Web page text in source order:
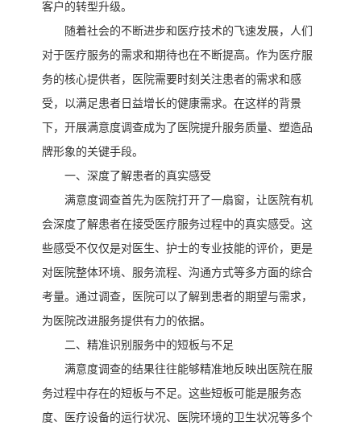
客户的转型升级。
随着社会的不断进步和医疗技术的飞速发展，人们
对于医疗服务的需求和期待也在不断提高。作为医疗服
务的核心提供者，医院需要时刻关注患者的需求和感
受，以满足患者日益增长的健康需求。在这样的背景
下，开展满意度调查成为了医院提升服务质量、塑造品
牌形象的关键手段。
一、深度了解患者的真实感受
满意度调查首先为医院打开了一扇窗，让医院有机
会深度了解患者在接受医疗服务过程中的真实感受。这
些感受不仅仅是对医生、护士的专业技能的评价，更是
对医院整体环境、服务流程、沟通方式等多方面的综合
考量。通过调查，医院可以了解到患者的期望与需求，
为医院改进服务提供有力的依据。
二、精准识别服务中的短板与不足
满意度调查的结果往往能够精准地反映出医院在服
务过程中存在的短板与不足。这些短板可能是服务态
度、医疗设备的运行状况、医院环境的卫生状况等多个